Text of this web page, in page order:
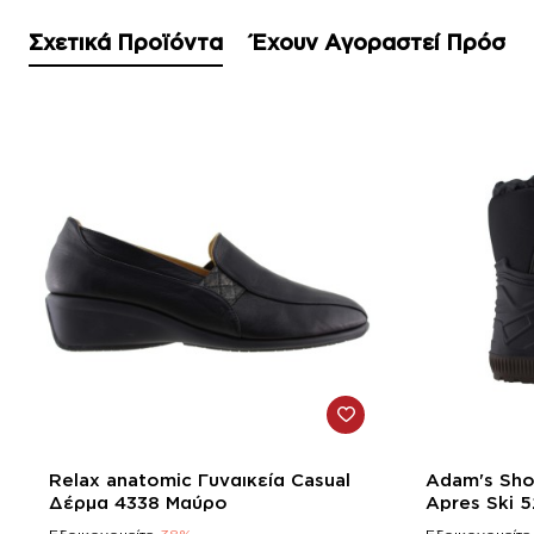
Σχετικά Προϊόντα Έχουν Αγοραστεί
-38%
Relax anatomic Γυναικεία Casual
Δέρμα 4338 Μαύρο
-17%
Adam's